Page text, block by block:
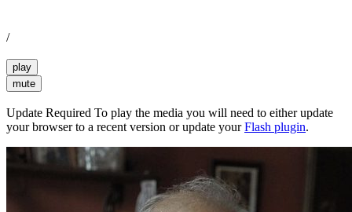
/
play
mute
Update Required To play the media you will need to either update
your browser to a recent version or update yourFlash plugin.